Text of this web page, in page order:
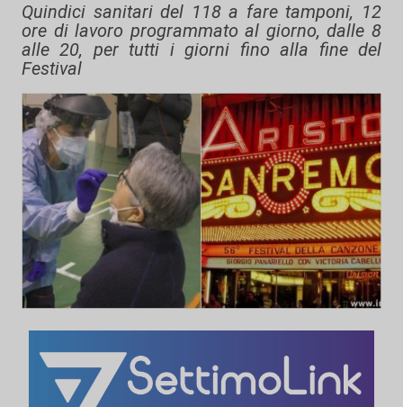
Quindici sanitari del 118 a fare tamponi, 12
ore di lavoro programmato al giorno, dalle 8
alle 20, per tutti i giorni fino alla fine del
Festival